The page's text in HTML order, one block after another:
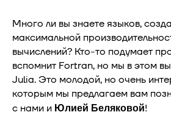
Много ли вы знаете языков,
максимальной
вычислений? Кто-то подумает
вспомнит Fortran, но мы в этом
Julia. Это молодой, но очень
которым мы предлагаем вам
с нами и Юлией Беляковой!